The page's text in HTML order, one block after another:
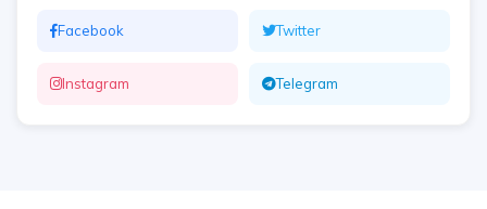
Facebook Twitter
Instagram Telegram